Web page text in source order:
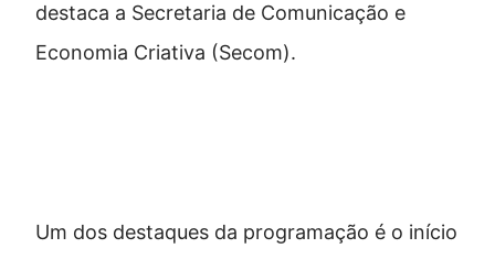
destaca a Secretaria de Comunicação e
Economia Criativa (Secom).
Um dos destaques da programação é o início